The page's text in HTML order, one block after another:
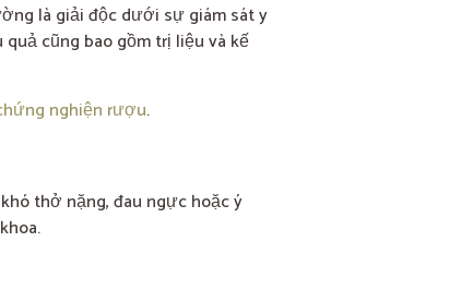
là giải độc dưới sự giám sát y
cũng bao gồm trị liệu và kế
nghiện rượu.
thở nặng, đau ngực hoặc ý